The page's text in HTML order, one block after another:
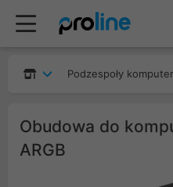
Podzespoły
Obudowa do
ARGB